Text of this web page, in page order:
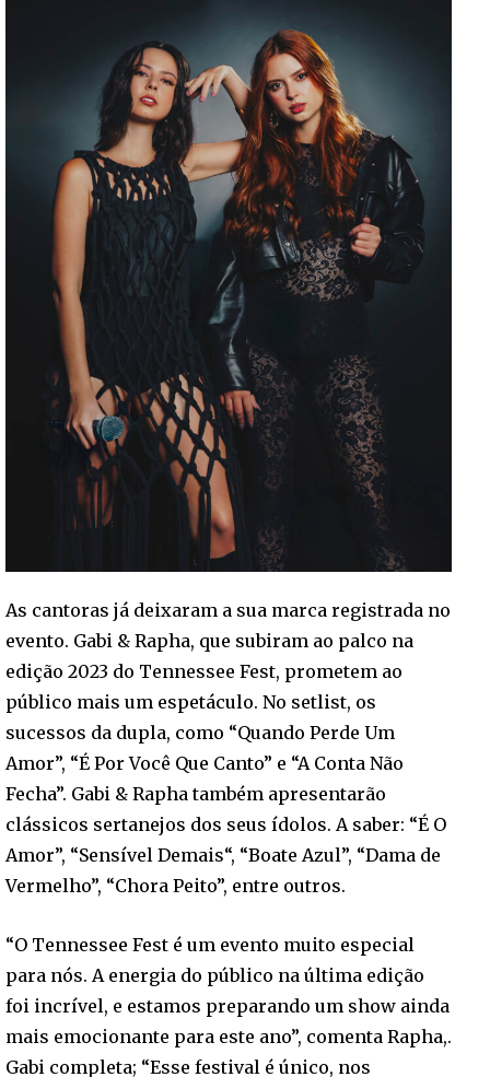
As cantoras já deixaram a sua marca registrada no
evento. Gabi & Rapha, que subiram ao palco na
edição 2023 do Tennessee Fest, prometem ao
público mais um espetáculo. No setlist, os
sucessos da dupla, como “Quando Perde Um
Amor”, “É Por Você Que Canto” e “A Conta Não
Fecha”. Gabi & Rapha também apresentarão
clássicos sertanejos dos seus ídolos. A saber: “É O
Amor”, “Sensível Demais“, “Boate Azul”, “Dama de
Vermelho”, “Chora Peito”, entre outros.
“O Tennessee Fest é um evento muito especial
para nós. A energia do público na última edição
foi incrível, e estamos preparando um show ainda
mais emocionante para este ano”, comenta Rapha,.
Gabi completa; “Esse festival é único, nos